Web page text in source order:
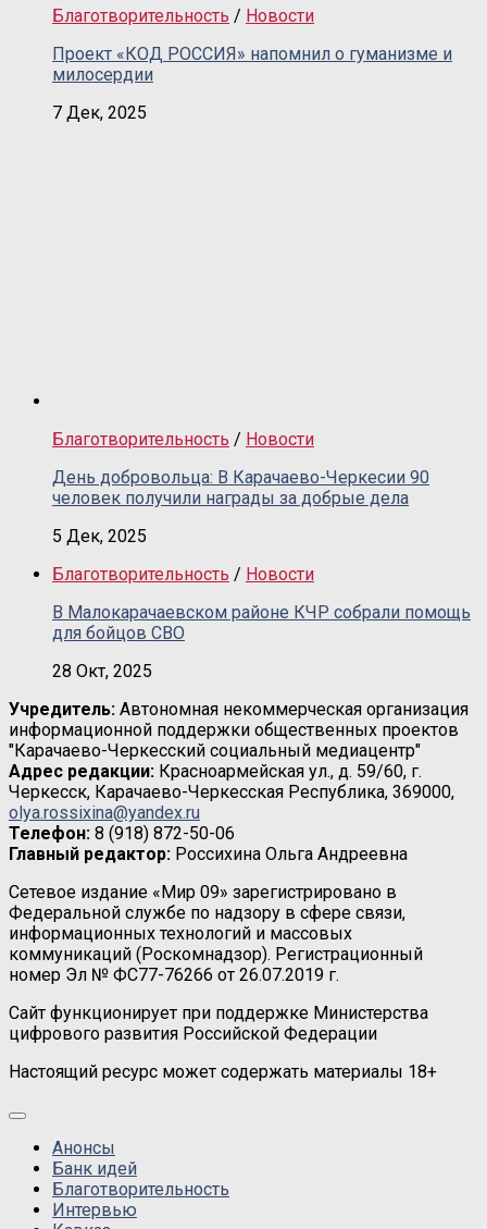
Благотворительность / Новости
Проект «КОД РОССИЯ» напомнил о гуманизме и
милосердии
7 Дек, 2025
Благотворительность / Новости
День добровольца: В Карачаево-Черкесии 90
человек получили награды за добрые дела
5 Дек, 2025
Благотворительность / Новости
В Малокарачаевском районе КЧР собрали помощь
для бойцов СВО
28 Окт, 2025
Учредитель: Автономная некоммерческая организация
информационной поддержки общественных проектов
"Карачаево-Черкесский социальный медиацентр"
Адрес редакции: Красноармейская ул., д. 59/60, г.
Черкесск, Карачаево-Черкесская Республика, 369000,
olya.rossixina@yandex.ru
Телефон: 8 (918) 872-50-06
Главный редактор: Россихина Ольга Андреевна
Сетевое издание «Мир 09» зарегистрировано в
Федеральной службе по надзору в сфере связи,
информационных технологий и массовых
коммуникаций (Роскомнадзор). Регистрационный
номер Эл № ФС77-76266 от 26.07.2019 г.
Сайт функционирует при поддержке Министерства
цифрового развития Российской Федерации
Настоящий ресурс может содержать материалы 18+
Анонсы
Банк идей
Благотворительность
Интервью